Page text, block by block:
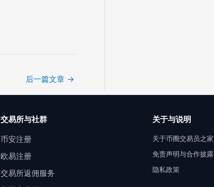
后一篇文章 →
交易所与社群
币安注册
欧易注册
交易所返佣服务
关于与说明
关于币圈交易员之家
免责声明与合作披露
隐私政策